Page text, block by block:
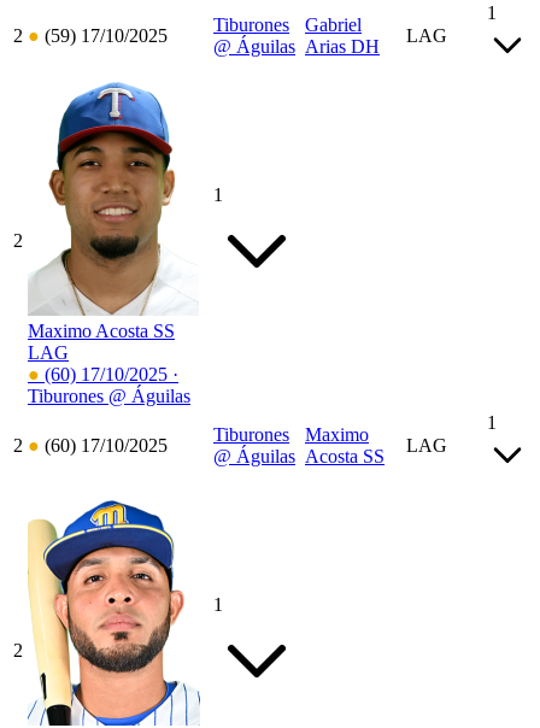
2 ● (59) 17/10/2025
Tiburones
@ Águilas
Gabriel
Arias DH
LAG
1
2
Maximo Acosta SS
LAG
● (60) 17/10/2025 ·
Tiburones @ Águilas
1
2 ● (60) 17/10/2025
Tiburones
@ Águilas
Maximo
Acosta SS
LAG
1
2
1